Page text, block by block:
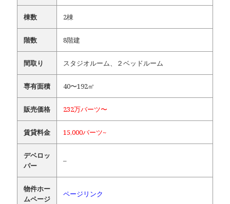
棟数 2棟
階数 8階建
間取り スタジオルーム、２ベッドルーム
専有面積 40〜192㎡
販売価格 232万バーツ〜
賃貸料金 15,000バーツ~
デベロッ
パー
–
物件ホー
ムページ
ページリンク